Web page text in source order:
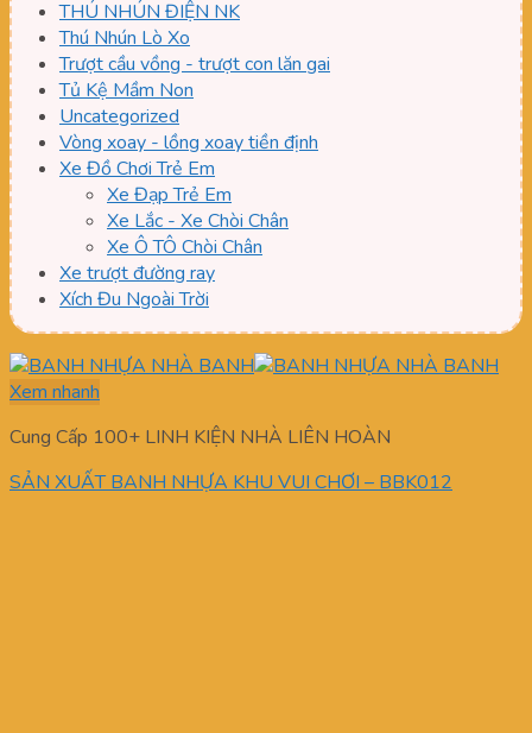
THÚ NHÚN ĐIỆN NK
Thú Nhún Lò Xo
Trượt cầu vồng - trượt con lăn gai
Tủ Kệ Mầm Non
Uncategorized
Vòng xoay - lồng xoay tiền định
Xe Đồ Chơi Trẻ Em
Xe Đạp Trẻ Em
Xe Lắc - Xe Chòi Chân
Xe Ô TÔ Chòi Chân
Xe trượt đường ray
Xích Đu Ngoài Trời
Xem nhanh
Cung Cấp 100+ LINH KIỆN NHÀ LIÊN HOÀN
SẢN XUẤT BANH NHỰA KHU VUI CHƠI – BBK012